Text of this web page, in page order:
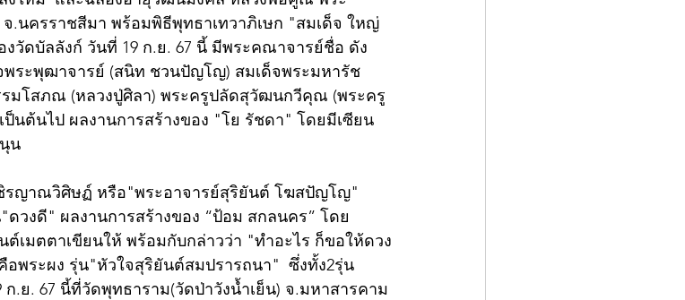
.นครราชสีมา พร้อมพิธีพุทธาเทวาภิเษก "สมเด็จ ใหญ่
วัดบัลลังก์ วันที่ 19 ก.ย. 67 นี้ มีพระคณาจารย์ชื่อ ดัง
ระพุฒาจารย์ (สนิท ชวนปัญโญ) สมเด็จพระมหารัช
มโสภณ (หลวงปู่ศิลา) พระครูปลัดสุวัฒนกวีคุณ (พระครู
ป็นต้นไป ผลงานการสร้างของ "โย รัชดา" โดยมีเซียน
น
รญาณวิศิษฏ์ หรือ"พระอาจารย์สุริยันต์ โฆสปัญโญ"
วงดี" ผลงานการสร้างของ “ป้อม สกลนคร” โดย
เมตตาเขียนให้ พร้อมกับกล่าวว่า "ทำอะไร ก็ขอให้ดวง
พระผง รุ่น"หัวใจสุริยันต์สมปรารถนา"  ซึ่งทั้ง2รุ่น
.ย. 67 นี้ที่วัดพุทธาราม(วัดป่าวังน้ำเย็น) จ.มหาสารคาม